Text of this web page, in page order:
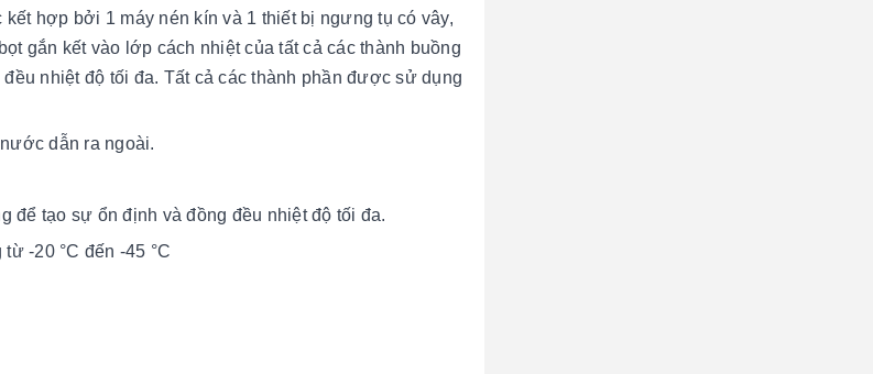
hợp bởi 1 máy nén kín và 1 thiết bị ngưng tụ có vây,
gắn kết vào lớp cách nhiệt của tất cả các thành buồng
nhiệt độ tối đa. Tất cả các thành phần được sử dụng
dẫn ra ngoài.
để tạo sự ổn định và đồng đều nhiệt độ tối đa.
-20 °C đến -45 °C